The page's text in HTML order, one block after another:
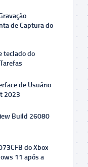
de Captura do
teclado do
de Usuário
2023
Build 26080
do Xbox
11 após a